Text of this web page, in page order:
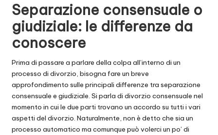
Separazione consensuale o
giudiziale: le differenze da
conoscere
Prima di passare a parlare della colpa all’interno di un
processo di divorzio, bisogna fare un breve
approfondimento sulle principali differenze tra separazione
consensuale e giudiziale. Si parla di divorzio consensuale nel
momento in cui le due parti trovano un accordo su tutti i vari
aspetti del divorzio. Naturalmente, non è detto che sia un
processo automatico ma comunque può volerci un po’ di